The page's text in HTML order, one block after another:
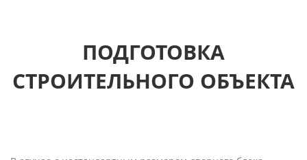
ПОДГОТОВКА
СТРОИТЕЛЬНОГО ОБЪЕКТА